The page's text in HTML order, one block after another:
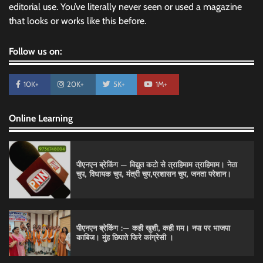
editorial use. You’ve literally never seen or used a magazine
that looks or works like this before.
Follow us on:
10K+ 20K+ 5K+ 1M+
Online Learning
पीएनएन ब्रेकिंग — विद्युत कटो से त्राहिमाम त्राहिमाम। नेता
चुप, विधायक चुप, मंत्री चुप,प्रशासन चुप, जनता परेशान।
पीएनएन ब्रेकिंग :— कही खुशी, कही ग़म। नपा पर भाजपा
काबिज। मुंह छिपाते फिरे कांग्रेसी ।